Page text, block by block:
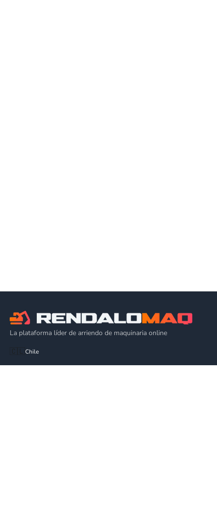
La plataforma líder de arriendo de maquinaria online
🇨🇱Chile